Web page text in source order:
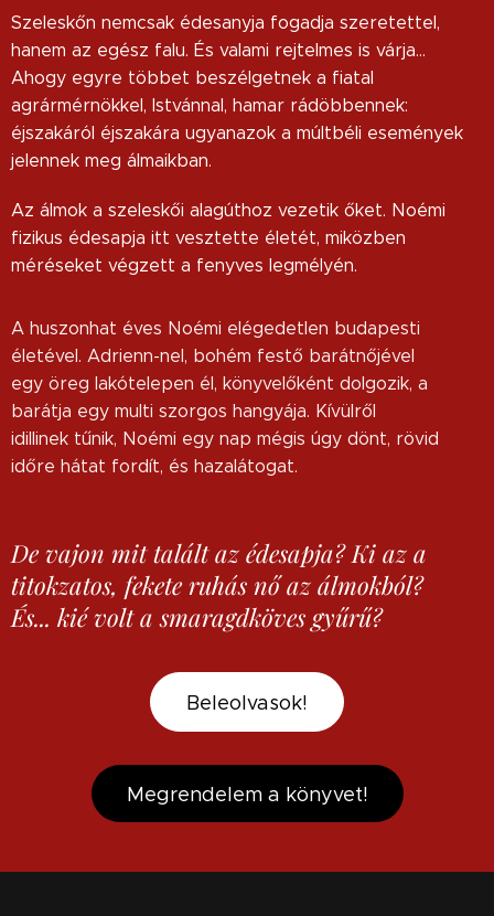
Szeleskőn nemcsak édesanyja fogadja szeretettel,
hanem az egész falu. És valami rejtelmes is várja…
Ahogy egyre többet beszélgetnek a fiatal
agrármérnökkel, Istvánnal, hamar rádöbbennek:
éjszakáról éjszakára ugyanazok a múltbéli események
jelennek meg álmaikban.
Az álmok a szeleskői alagúthoz vezetik őket. Noémi
fizikus édesapja itt vesztette életét, miközben
méréseket végzett a fenyves legmélyén.
A huszonhat éves Noémi elégedetlen budapesti
életével. Adrienn-nel, bohém festő barátnőjével
egy öreg lakótelepen él, könyvelőként dolgozik, a
barátja egy multi szorgos hangyája. Kívülről
idillinek tűnik, Noémi egy nap mégis úgy dönt, rövid
időre hátat fordít, és hazalátogat.
De vajon mit talált az édesapja?Ki az a
titokzatos, fekete ruhás nő az álmokból?
És... kié volt a smaragdköves gyűrű?
Beleolvasok!
Megrendelem a könyvet!